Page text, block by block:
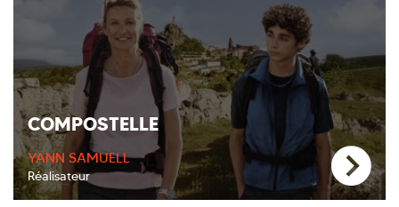
COMPOSTELLE
YANN SAMUELL
Réalisateur